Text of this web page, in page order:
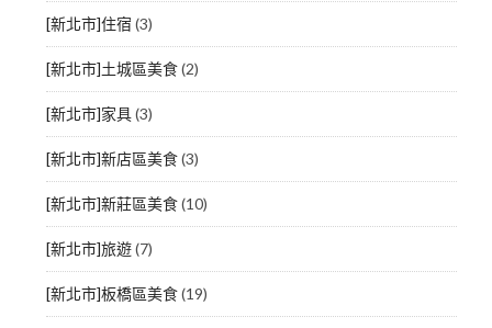
[新北市]住宿 (3)
[新北市]土城區美食(2)
[新北市]家具(3)
[新北市]新店區美食(3)
[新北市]新莊區美食(10)
[新北市]旅遊(7)
[新北市]板橋區美食(19)